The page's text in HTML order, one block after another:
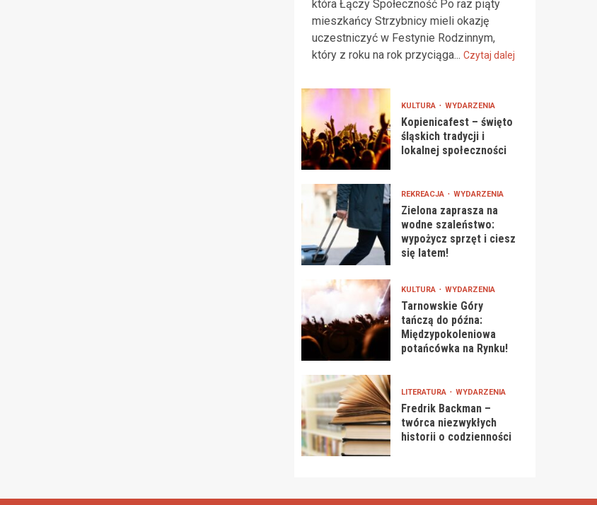
która Łączy Społeczność Po raz piąty
mieszkańcy Strzybnicy mieli okazję
uczestniczyć w Festynie Rodzinnym,
który z roku na rok przyciąga... Czytaj dalej
KULTURA WYDARZENIA
Kopienicafest – święto
śląskich tradycji i
lokalnej społeczności
REKREACJA WYDARZENIA
Zielona zaprasza na
wodne szaleństwo:
wypożycz sprzęt i ciesz
się latem!
KULTURA WYDARZENIA
Tarnowskie Góry
tańczą do późna:
Międzypokoleniowa
potańcówka na Rynku!
LITERATURA WYDARZENIA
Fredrik Backman –
twórca niezwykłych
historii o codzienności